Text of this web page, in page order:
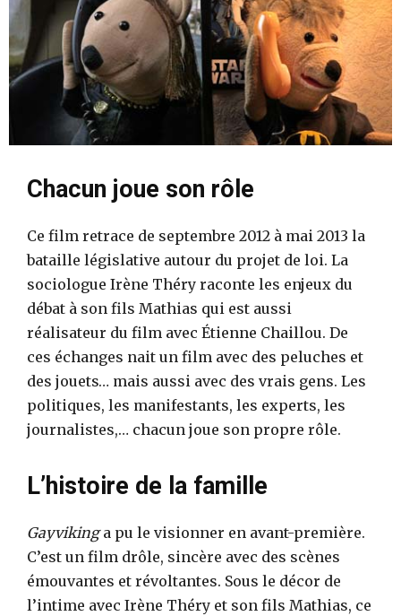
Chacun joue son rôle
Ce film retrace de septembre 2012 à mai 2013 la
bataille législative autour du projet de loi. La
sociologue Irène Théry raconte les enjeux du
débat à son fils Mathias qui est aussi
réalisateur du film avec Étienne Chaillou. De
ces échanges nait un film avec des peluches et
des jouets… mais aussi avec des vrais gens. Les
politiques, les manifestants, les experts, les
journalistes,… chacun joue son propre rôle.
L’histoire de la famille
Gayvikinga pu le visionner en avant-première.
C’est un film drôle, sincère avec des scènes
émouvantes et révoltantes. Sous le décor de
l’intime avec Irène Théry et son fils Mathias, ce